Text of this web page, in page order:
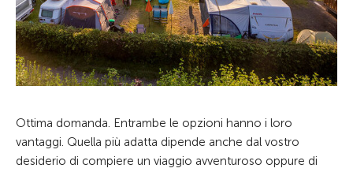
Ottima domanda. Entrambe le opzioni hanno i loro
vantaggi. Quella più adatta dipende anche dal vostro
desiderio di compiere un viaggio avventuroso oppure di